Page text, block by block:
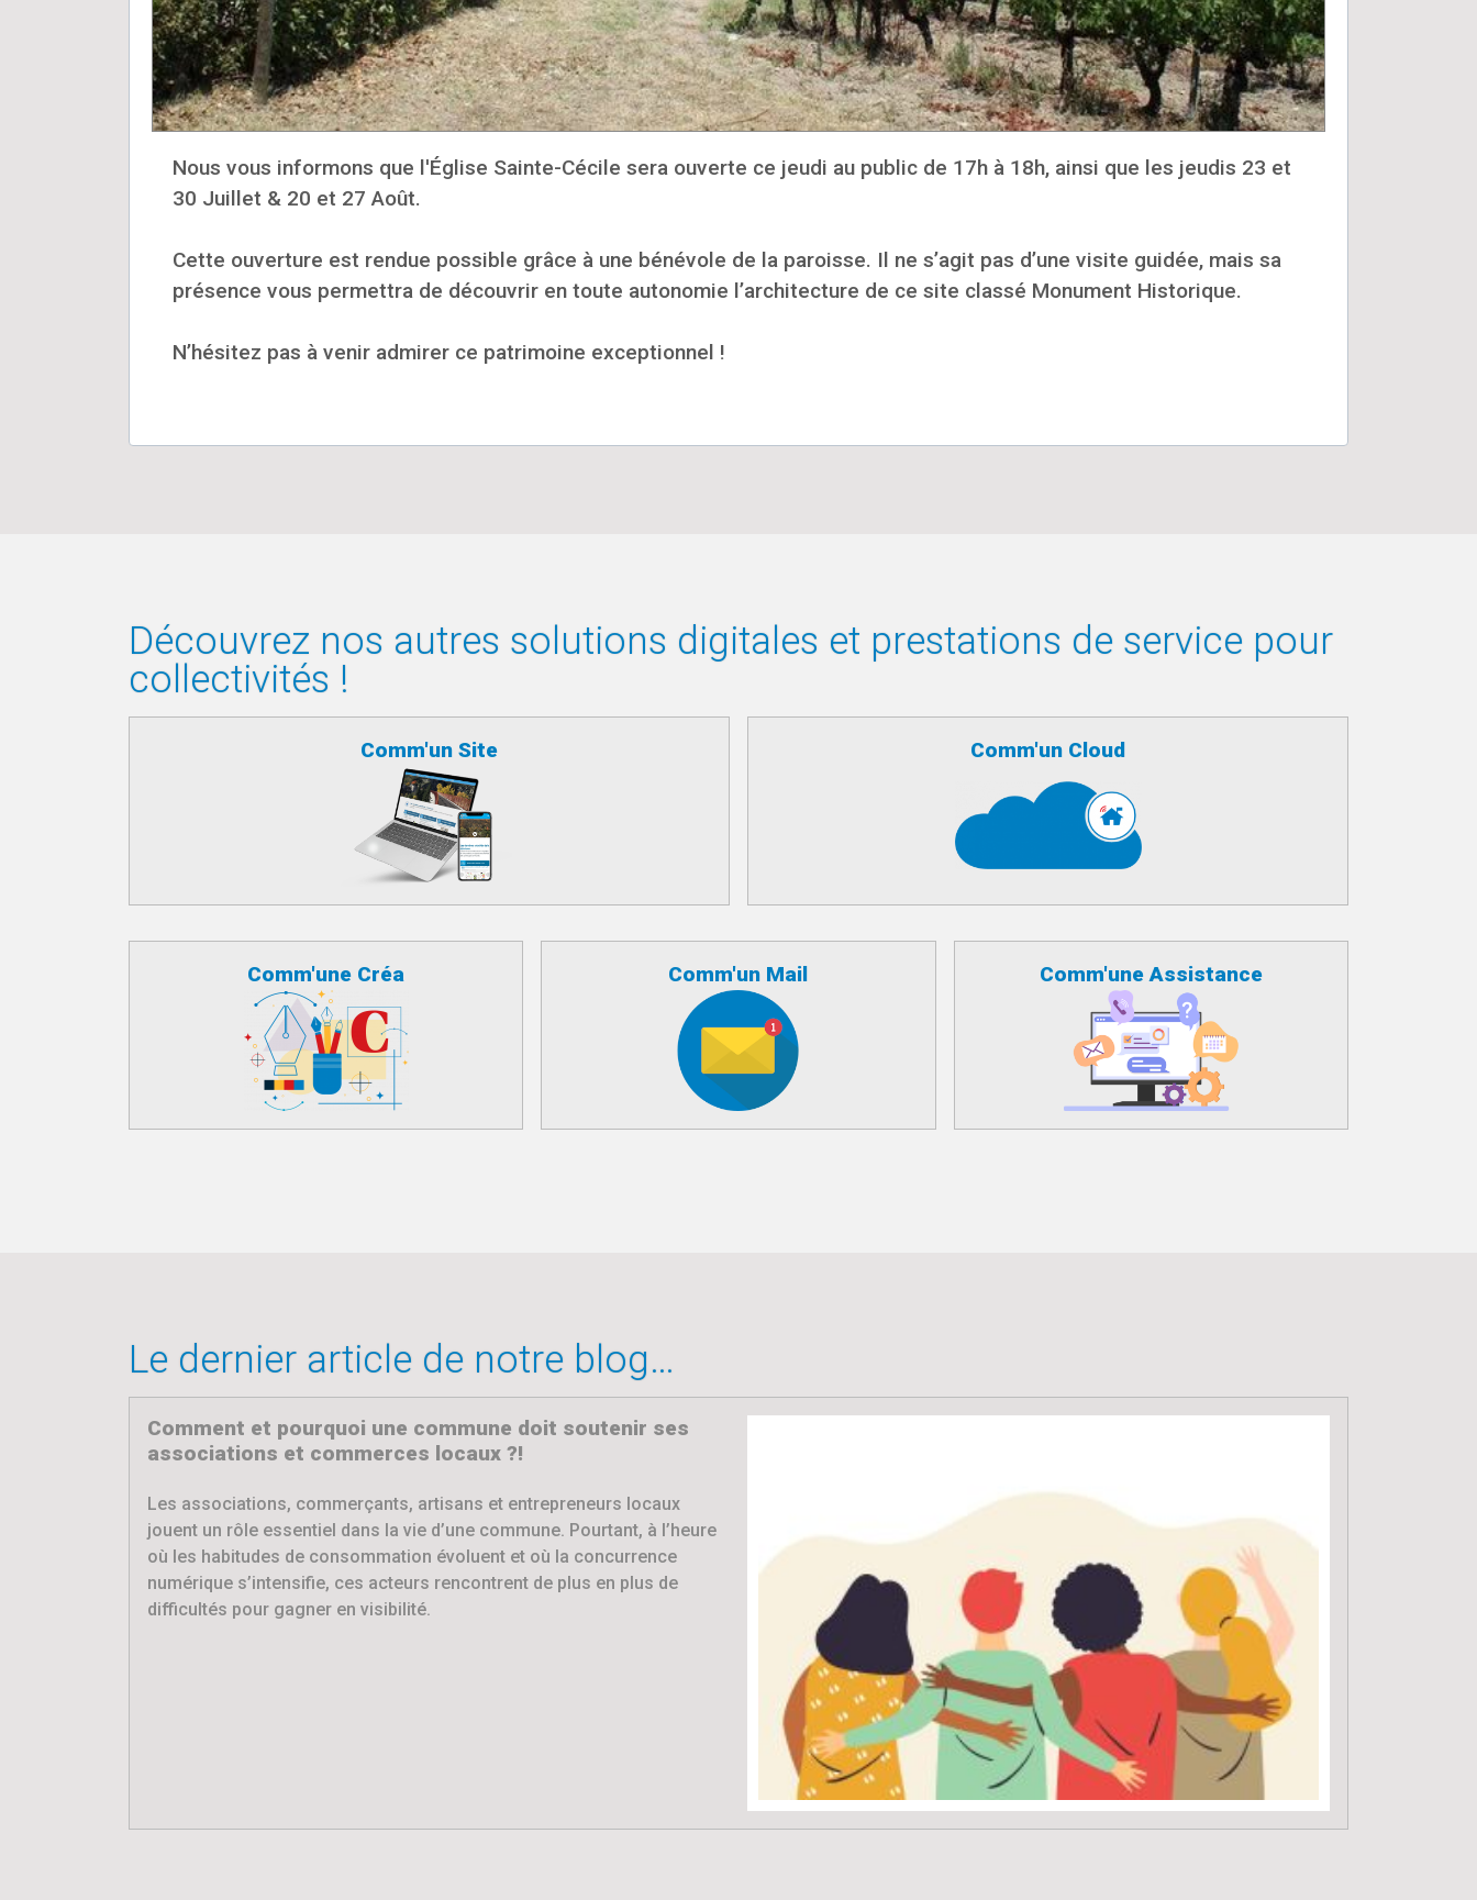
Nous vous informons que l'Église Sainte-Cécile sera ouverte ce jeudi au public de 17h à 18h, ainsi que les jeudis 23 et
30 Juillet & 20 et 27 Août.
Cette ouverture est rendue possible grâce à une bénévole de la paroisse. Il ne s’agit pas d’une visite guidée, mais sa
présence vous permettra de découvrir en toute autonomie l’architecture de ce site classé Monument Historique.
N’hésitez pas à venir admirer ce patrimoine exceptionnel !
Découvrez nos autres solutions digitales et prestations de service pour
collectivités !
Comm'un Site Comm'un Cloud
Comm'une Créa Comm'un Mail Comm'une Assistance
Le dernier article de notre blog…
Comment et pourquoi une commune doit soutenir ses
associations et commerces locaux ?!
Les associations, commerçants, artisans et entrepreneurs locaux
jouent un rôle essentiel dans la vie d’une commune. Pourtant, à l’heure
où les habitudes de consommation évoluent et où la concurrence
numérique s’intensifie, ces acteurs rencontrent de plus en plus de
difficultés pour gagner en visibilité.